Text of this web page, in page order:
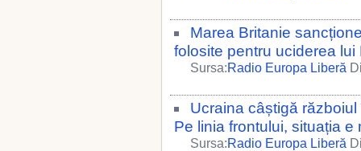
Marea Britanie
folosite pentru uciderea lui
Sursa:Radio Europa Liberă
Ucraina câștigă
Pe linia frontului, situația e
Sursa:Radio Europa Liberă